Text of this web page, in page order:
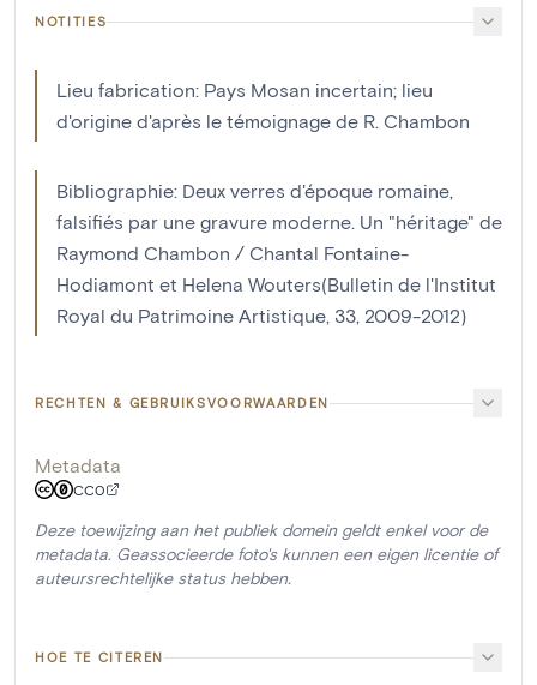
NOTITIES
Lieu fabrication: Pays Mosan incertain; lieu
d'origine d'après le témoignage de R. Chambon
Bibliographie: Deux verres d'époque romaine,
falsifiés par une gravure moderne. Un "héritage" de
Raymond Chambon / Chantal Fontaine-
Hodiamont et Helena Wouters(Bulletin de l'Institut
Royal du Patrimoine Artistique, 33, 2009-2012)
RECHTEN & GEBRUIKSVOORWAARDEN
Metadata
CC0
Deze toewijzing aan het publiek domein geldt enkel voor de
metadata. Geassocieerde foto's kunnen een eigen licentie of
auteursrechtelijke status hebben.
HOE TE CITEREN